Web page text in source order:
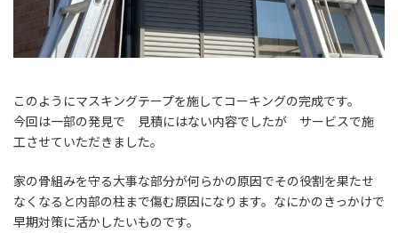
このようにマスキングテープを施してコーキングの完成です。
今回は一部の発見で 見積にはない内容でしたが サービスで施
工させていただきました。
家の骨組みを守る大事な部分が何らかの原因でその役割を果たせ
なくなると内部の柱まで傷む原因になります。なにかのきっかけで
早期対策に活かしたいものです。